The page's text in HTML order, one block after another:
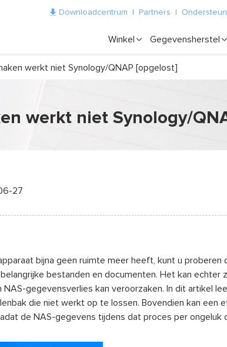
Downloadcentrum Partners
Winkel Gegevensherstel
werkt niet Synology/QNAP [opgelost]
werkt niet Synology/
27
bijna geen ruimte meer heeft, kunt u proberen
bestanden en documenten. Het kan echter
gegevensverlies kan veroorzaken. In dit artikel
die niet werkt op te lossen. Bovendien kan een
de NAS-gegevens tijdens dat proces per ongeluk